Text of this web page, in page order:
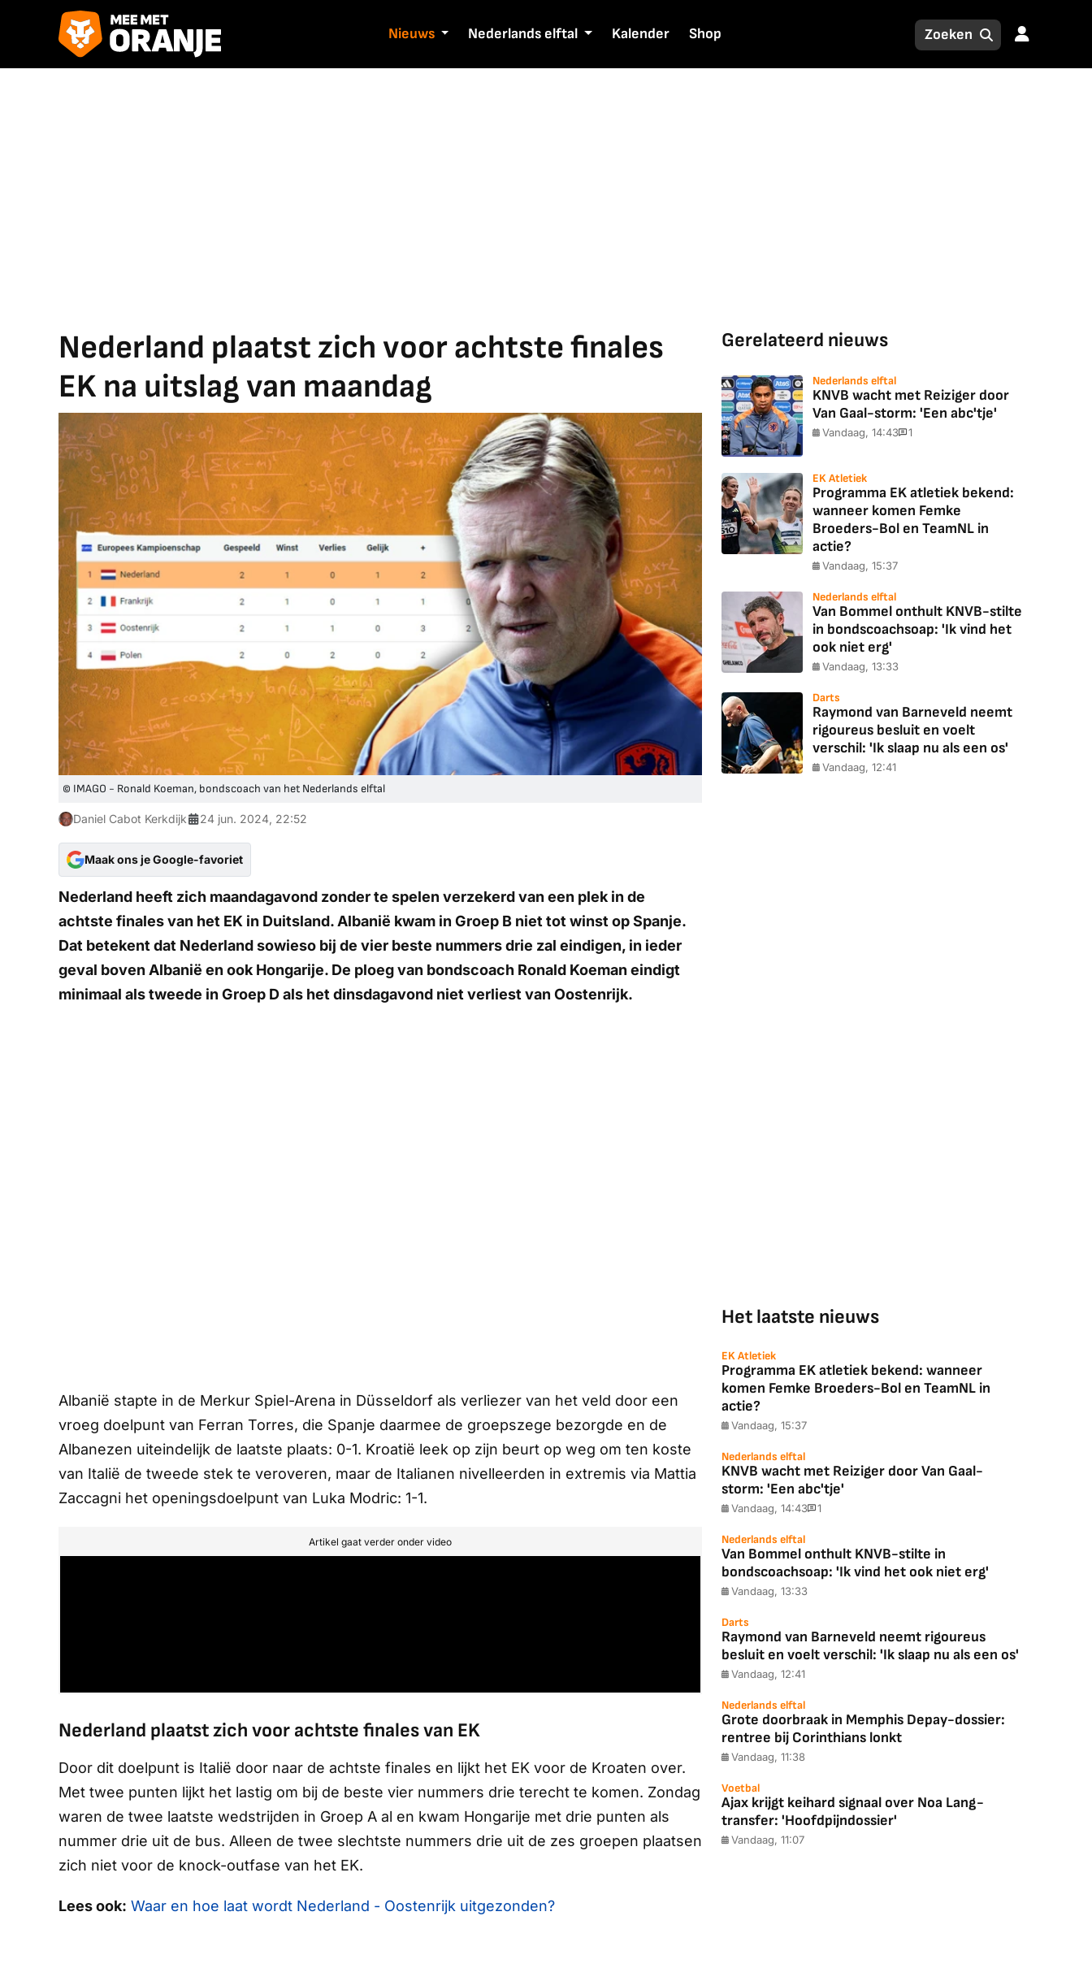
Nieuws Nederlands elftal Kalender Shop
Nederland plaatst zich voor achtste finales
EK na uitslag van maandag
© IMAGO - Ronald Koeman, bondscoach van het Nederlands elftal
Daniel Cabot Kerkdijk 24 jun. 2024, 22:52
Maak ons je Google-favoriet
Nederland heeft zich maandagavond zonder te spelen verzekerd van een plek in de
achtste finales van het EK in Duitsland. Albanië kwam in Groep B niet tot winst op Spanje.
Dat betekent dat Nederland sowieso bij de vier beste nummers drie zal eindigen, in ieder
geval boven Albanië en ook Hongarije. De ploeg van bondscoach Ronald Koeman eindigt
minimaal als tweede in Groep D als het dinsdagavond niet verliest van Oostenrijk.
Albanië stapte in de Merkur Spiel-Arena in Düsseldorf als verliezer van het veld door een
vroeg doelpunt van Ferran Torres, die Spanje daarmee de groepszege bezorgde en de
Albanezen uiteindelijk de laatste plaats: 0-1. Kroatië leek op zijn beurt op weg om ten koste
van Italië de tweede stek te veroveren, maar de Italianen nivelleerden in extremis via Mattia
Zaccagni het openingsdoelpunt van Luka Modric: 1-1.
Artikel gaat verder onder video
Nederland plaatst zich voor achtste finales van EK
Door dit doelpunt is Italië door naar de achtste finales en lijkt het EK voor de Kroaten over.
Met twee punten lijkt het lastig om bij de beste vier nummers drie terecht te komen. Zondag
waren de twee laatste wedstrijden in Groep A al en kwam Hongarije met drie punten als
nummer drie uit de bus. Alleen de twee slechtste nummers drie uit de zes groepen plaatsen
zich niet voor de knock-outfase van het EK.
Lees ook: Waar en hoe laat wordt Nederland - Oostenrijk uitgezonden?
Gerelateerd nieuws
Nederlands elftal
KNVB wacht met Reiziger door
Van Gaal-storm: 'Een abc'tje'
Vandaag, 14:43 1
EK Atletiek
Programma EK atletiek bekend:
wanneer komen Femke
Broeders-Bol en TeamNL in
actie?
Vandaag, 15:37
Nederlands elftal
Van Bommel onthult KNVB-stilte
in bondscoachsoap: 'Ik vind het
ook niet erg'
Vandaag, 13:33
Darts
Raymond van Barneveld neemt
rigoureus besluit en voelt
verschil: 'Ik slaap nu als een os'
Vandaag, 12:41
Het laatste nieuws
EK Atletiek
Programma EK atletiek bekend: wanneer
komen Femke Broeders-Bol en TeamNL in
actie?
Vandaag, 15:37
Nederlands elftal
KNVB wacht met Reiziger door Van Gaal-
storm: 'Een abc'tje'
Vandaag, 14:43 1
Nederlands elftal
Van Bommel onthult KNVB-stilte in
bondscoachsoap: 'Ik vind het ook niet erg'
Vandaag, 13:33
Darts
Raymond van Barneveld neemt rigoureus
besluit en voelt verschil: 'Ik slaap nu als een os'
Vandaag, 12:41
Nederlands elftal
Grote doorbraak in Memphis Depay-dossier:
rentree bij Corinthians lonkt
Vandaag, 11:38
Voetbal
Ajax krijgt keihard signaal over Noa Lang-
transfer: 'Hoofdpijndossier'
Vandaag, 11:07